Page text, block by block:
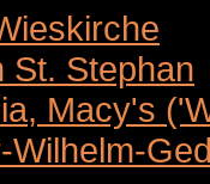
St. Stephan
Macy's
Wilhelm-